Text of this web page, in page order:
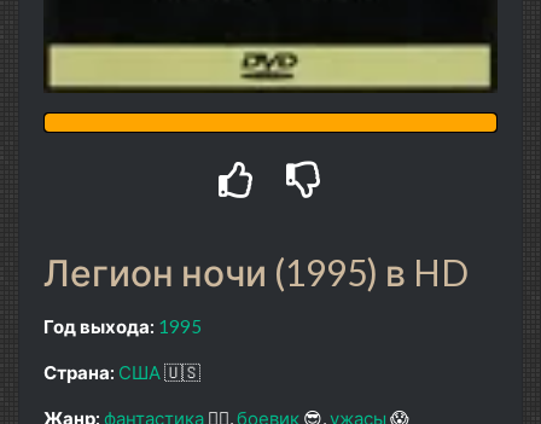
Легион ночи (1995) в HD
Год выхода: 1995
Страна: США🇺🇸
Жанр: фантастика 🧙‍♀️ боевик 😎 ужасы 😱